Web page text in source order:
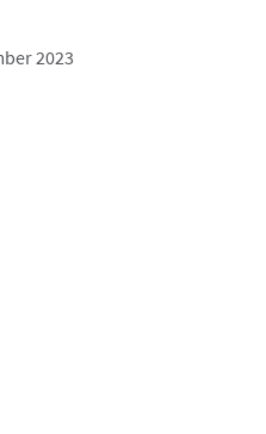
2023